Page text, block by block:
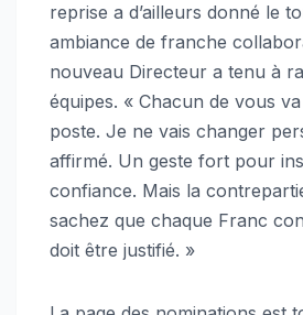
reprise a d’ailleurs donné le
ambiance de franche
nouveau Directeur a tenu à
équipes. « Chacun de vous
poste. Je ne vais changer
affirmé. Un geste fort pour
confiance. Mais la
sachez que chaque Franc
doit être justifié. »